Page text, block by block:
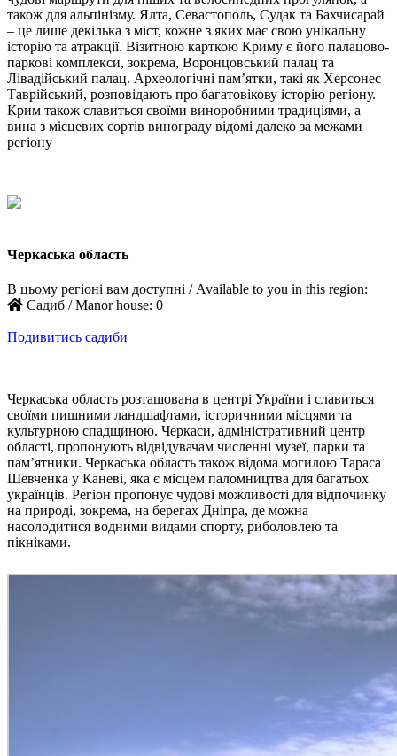
також для альпінізму. Ялта, Севастополь, Судак та Бахчисарай
– це лише декілька з міст, кожне з яких має свою унікальну
історію та атракції. Візитною карткою Криму є його палацово-
паркові комплекси, зокрема, Воронцовський палац та
Лівадійський палац. Археологічні пам’ятки, такі як Херсонес
Таврійський, розповідають про багатовікову історію регіону.
Крим також славиться своїми виноробними традиціями, а
вина з місцевих сортів винограду відомі далеко за межами
регіону
Черкаська область
В цьому регіоні вам доступні / Available to you in this region:
Садиб / Manor house: 0
Подивитись садиби
Черкаська область розташована в центрі України і славиться
своїми пишними ландшафтами, історичними місцями та
культурною спадщиною. Черкаси, адміністративний центр
області, пропонують відвідувачам численні музеї, парки та
пам’ятники. Черкаська область також відома могилою Тараса
Шевченка у Каневі, яка є місцем паломництва для багатьох
українців. Регіон пропонує чудові можливості для відпочинку
на природі, зокрема, на берегах Дніпра, де можна
насолодитися водними видами спорту, риболовлею та
пікніками.